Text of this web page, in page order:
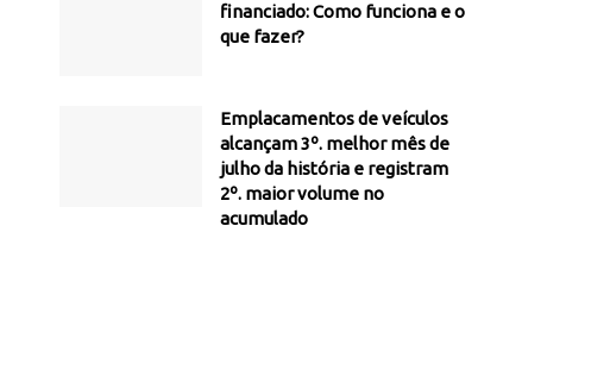
financiado: Como funciona e o
que fazer?
Emplacamentos de veículos
alcançam 3º. melhor mês de
julho da história e registram
2º. maior volume no
acumulado